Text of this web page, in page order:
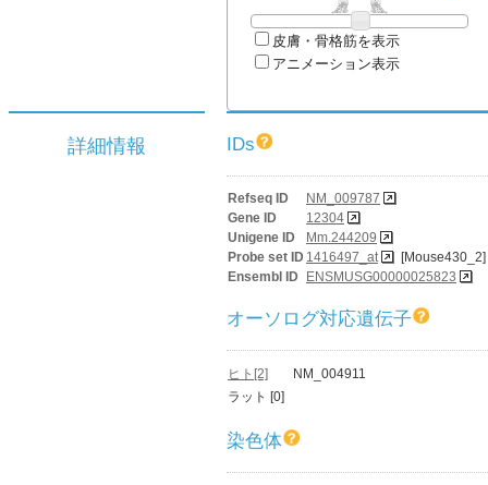
皮膚・骨格筋を表示
アニメーション表示
詳細情報 IDs
Refseq ID
NM_009787
Gene ID
12304
Unigene ID
Mm.244209
Probe set ID 1416497_at
[Mouse430_2]
Ensembl ID
ENSMUSG00000025823
オーソログ対応遺伝子
ヒト[2]
NM_004911
ラット [0]
染色体